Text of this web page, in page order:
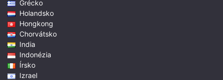
Grécko
Holandsko
Hongkong
Chorvátsko
India
Indonézia
Írsko
Izrael